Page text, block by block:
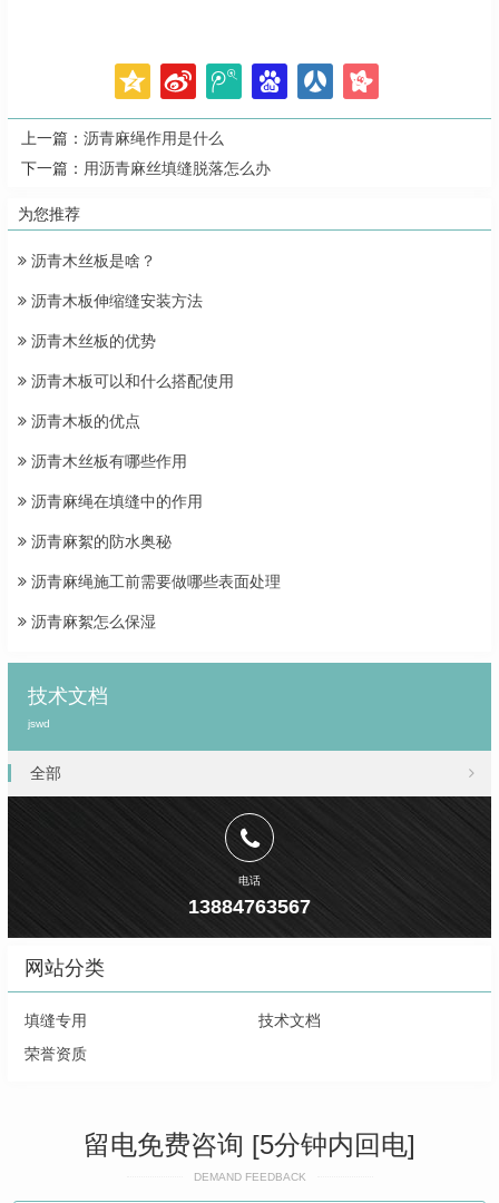
上一篇： 沥青麻绳作用是什么
下一篇： 用沥青麻丝填缝脱落怎么办
为您推荐
沥青木丝板是啥？
沥青木板伸缩缝安装方法
沥青木丝板的优势
沥青木板可以和什么搭配使用
沥青木板的优点
沥青木丝板有哪些作用
沥青麻绳在填缝中的作用
沥青麻絮的防水奥秘
沥青麻绳施工前需要做哪些表面处理
沥青麻絮怎么保湿
技术文档
jswd
全部
电话
13884763567
网站分类
填缝专用
技术文档
荣誉资质
留电免费咨询 [5分钟内回电]
DEMAND FEEDBACK